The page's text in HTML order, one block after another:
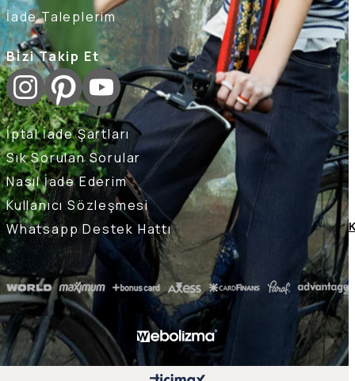
İade Taleplerim
Bizi Takip Et
İptal İade Şartları
Sık Sorulan Sorular
Nasıl İade Ederim
Kullanıcı Sözleşmesi
Whatsapp Destek Hattı